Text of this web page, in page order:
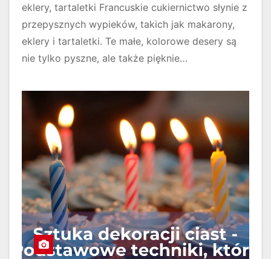
eklery, tartaletki Francuskie cukiernictwo słynie z
przepysznych wypieków, takich jak makarony,
eklery i tartaletki. Te małe, kolorowe desery są
nie tylko pyszne, ale także pięknie…